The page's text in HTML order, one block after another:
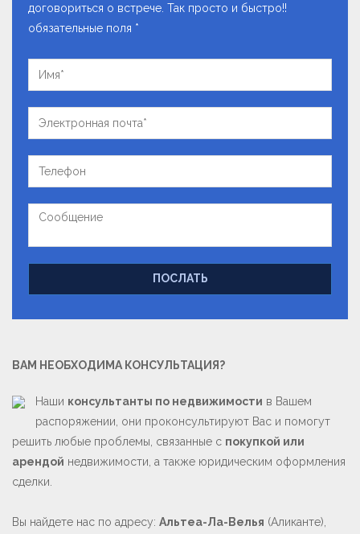
договориться о встрече. Так просто и быстро!!
обязательные поля *
ПОСЛАТЬ
ВАМ НЕОБХОДИМА КОНСУЛЬТАЦИЯ?
Наши консультанты по недвижимости в Вашем
распоряжении, они проконсультируют Вас и помогут
решить любые проблемы, связанные с покупкой или
арендой недвижимости, а также юридическим оформления
сделки.
Вы найдете нас по адресу: Альтеа-Ла-Велья (Аликанте),